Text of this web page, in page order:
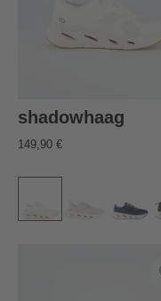
shadowhaag
149,90 €